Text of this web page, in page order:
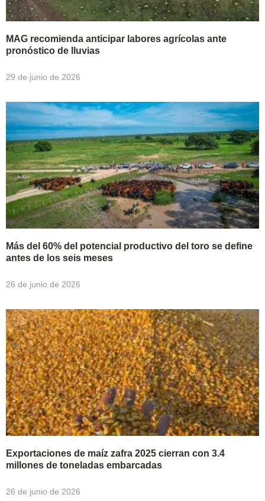
MAG recomienda anticipar labores agrícolas ante
pronóstico de lluvias
29 de junio de 2026
Más del 60% del potencial productivo del toro se define
antes de los seis meses
26 de junio de 2026
Exportaciones de maíz zafra 2025 cierran con 3.4
millones de toneladas embarcadas
26 de junio de 2026